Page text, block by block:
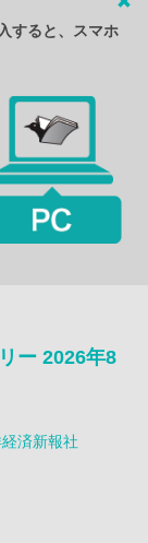
すると、スマホ
ー 2026年8
済新報社